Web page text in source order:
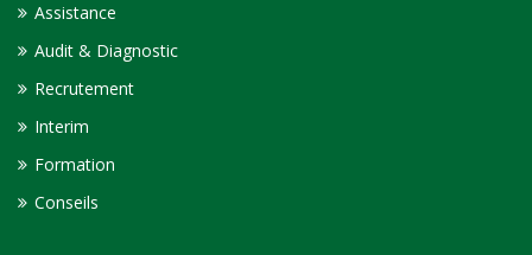
Assistance
Audit & Diagnostic
Recrutement
Interim
Formation
Conseils